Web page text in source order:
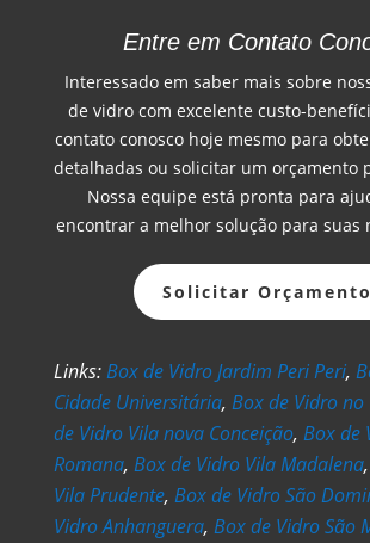
Entre em Contato
Interessado em saber mais sobre
de vidro com excelente custo-
contato conosco hoje mesmo para
detalhadas ou solicitar um orçamento
Nossa equipe está pronta para
encontrar a melhor solução para suas
Solicitar Orçamento
Links:Box de Vidro Jardim Peri Peri,
Cidade Universitária, Box de Vidro no
de Vidro Vila nova Conceição, Box de
Romana, Box de Vidro Vila Madalena,
Vila Prudente, Box de Vidro São
Vidro Anhanguera, Box de Vidro São